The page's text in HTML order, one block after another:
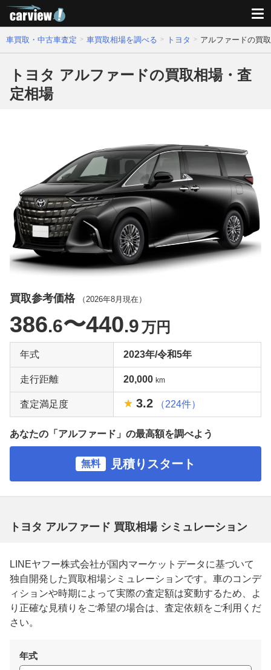
車買取・中古車査定 車買取相場を調べる トヨタ アルファードの買
トヨタ アルファードの買取相場・査
定相場
買取参考価格 （ 2026年8月 現在）
386.6〜440.9万円
年式 2023年/令和5年
走行距離 20,000 km
査定満足度 3.2 （224件）
あなたの「アルファード」の最高額を調べよう
無料 見積りスタート
トヨタ アルファード 買取相場 シミュレーション
LINEヤフー株式会社が国内マーケットデータに基づいて
独自開発した買取相場シミュレーションです。車のコンデ
ィションや時期によって実際の査定額は変動するため、よ
り正確な見積りをご希望の場合は、査定依頼をご利用くだ
さい。
年式